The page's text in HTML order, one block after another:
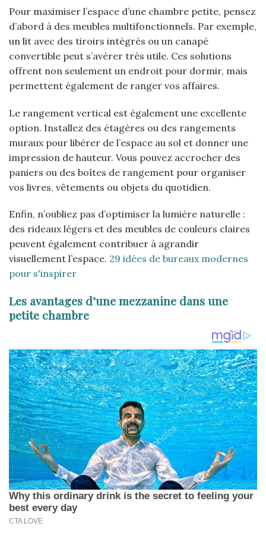
Pour maximiser l’espace d’une chambre petite, pensez
d’abord à des meubles multifonctionnels. Par exemple,
un lit avec des tiroirs intégrés ou un canapé
convertible peut s’avérer très utile. Ces solutions
offrent non seulement un endroit pour dormir, mais
permettent également de ranger vos affaires.
Le rangement vertical est également une excellente
option. Installez des étagères ou des rangements
muraux pour libérer de l’espace au sol et donner une
impression de hauteur. Vous pouvez accrocher des
paniers ou des boîtes de rangement pour organiser
vos livres, vêtements ou objets du quotidien.
Enfin, n’oubliez pas d’optimiser la lumière naturelle :
des rideaux légers et des meubles de couleurs claires
peuvent également contribuer à agrandir
visuellement l’espace. 29 idées de bureaux modernes
pour s'inspirer
Les avantages d’une mezzanine dans une
petite chambre